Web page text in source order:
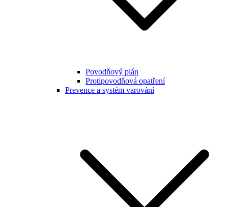
Povodňový plán
Protipovodňová opatření
Prevence a systém varování